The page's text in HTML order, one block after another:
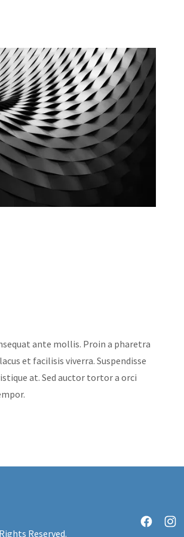
ante mollis. Proin a pharetra
et facilisis viverra. Suspendisse
at. Sed auctor tortor a orci
Reserved.